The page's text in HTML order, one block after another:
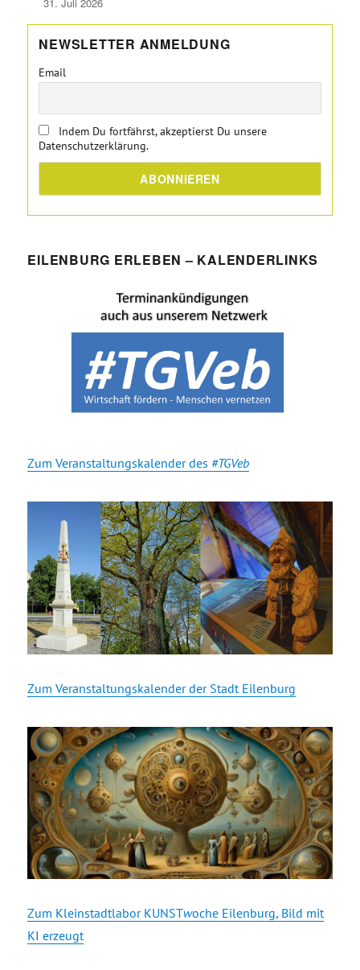
NEWSLETTER ANMELDUNG
Email
Indem Du fortfährst, akzeptierst Du unsere
Datenschutzerklärung.
EILENBURG ERLEBEN – KALENDERLINKS
Zum Veranstaltungskalender des #TGVeb
Zum Veranstaltungskalender der Stadt Eilenburg
Zum Kleinstadtlabor KUNSTwoche Eilenburg, Bild mit
KI erzeugt